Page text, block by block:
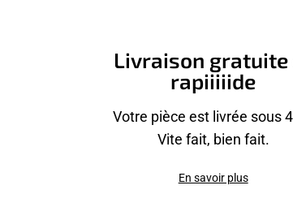
Livraison gratuite
rapiiiiide
Votre pièce est livrée sous
Vite fait, bien fait.
En savoir plus